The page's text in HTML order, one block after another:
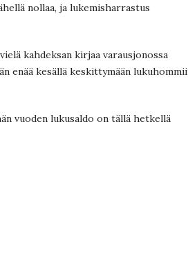
nollaa, ja lukemisharrastus
kahdeksan kirjaa varausjonossa
enää kesällä keskittymään
vuoden lukusaldo on tällä hetkellä